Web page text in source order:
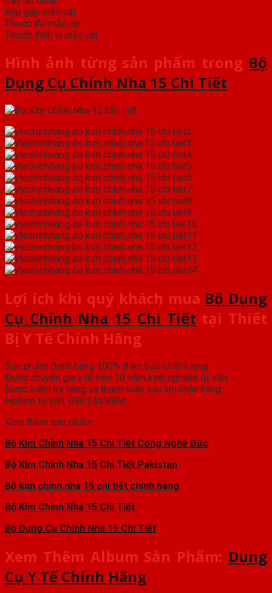
Kẹp gắp mắc cài
Thước đo mắc cài
Thước định vị mắc cài
Hình ảnh từng sản phẩm trong Bộ
Dụng Cụ Chỉnh Nha 15 Chi Tiết
Lợi ích khi quý khách mua Bộ Dụng
Cụ Chỉnh Nha 15 Chi Tiết tại Thiết
Bị Y Tế Chính Hãng
Sản phẩm chính hãng 100% đảm bảo chất lượng
Được chuyên gia y tế trên 10 năm kinh nghiệm tư vấn
Được kiểm tra hàng và thanh toán sau khi nhận hàng
Hotline tư vấn: 096.345.8866
Xem thêm sản phẩm:
Bộ Kìm Chỉnh Nha 15 Chi Tiết Công Nghệ Đức
Bộ Kìm Chỉnh Nha 15 Chi Tiết Pakistan
Bộ kìm chỉnh nha 15 chi tiết chính hãng
Bộ Kìm Chỉnh Nha 15 Chi Tiết
Bộ Dụng Cụ Chỉnh Nha 15 Chi Tiết
Xem Thêm Album Sản Phẩm: Dụng
Cụ Y Tế Chính Hãng